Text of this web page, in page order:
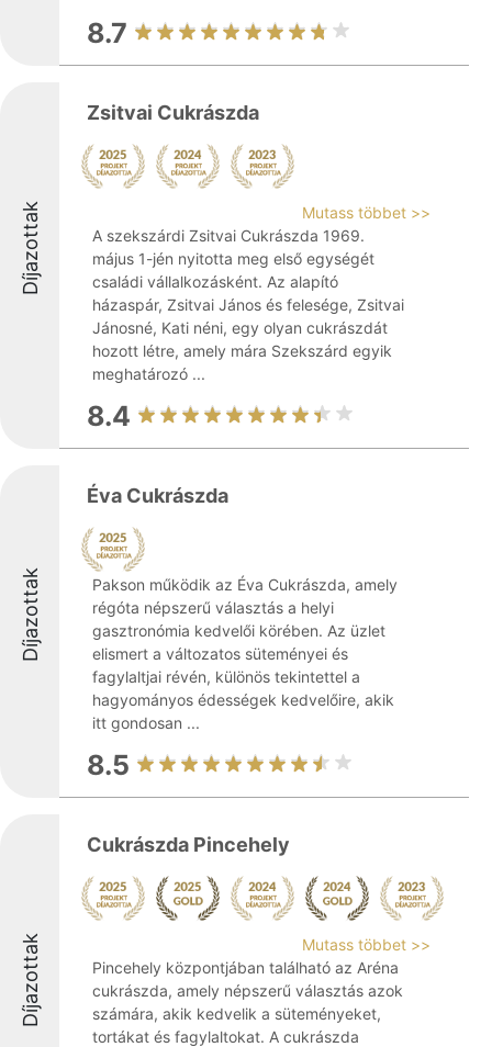
8.7
Díjazottak
Zsitvai Cukrászda
Mutass többet >>
A szekszárdi Zsitvai Cukrászda 1969.
május 1-jén nyitotta meg első egységét
családi vállalkozásként. Az alapító
házaspár, Zsitvai János és felesége, Zsitvai
Jánosné, Kati néni, egy olyan cukrászdát
hozott létre, amely mára Szekszárd egyik
meghatározó ...
8.4
Díjazottak
Éva Cukrászda
Pakson működik az Éva Cukrászda, amely
régóta népszerű választás a helyi
gasztronómia kedvelői körében. Az üzlet
elismert a változatos süteményei és
fagylaltjai révén, különös tekintettel a
hagyományos édességek kedvelőire, akik
itt gondosan ...
8.5
Díjazottak
Cukrászda Pincehely
Mutass többet >>
Pincehely központjában található az Aréna
cukrászda, amely népszerű választás azok
számára, akik kedvelik a süteményeket,
tortákat és fagylaltokat. A cukrászda